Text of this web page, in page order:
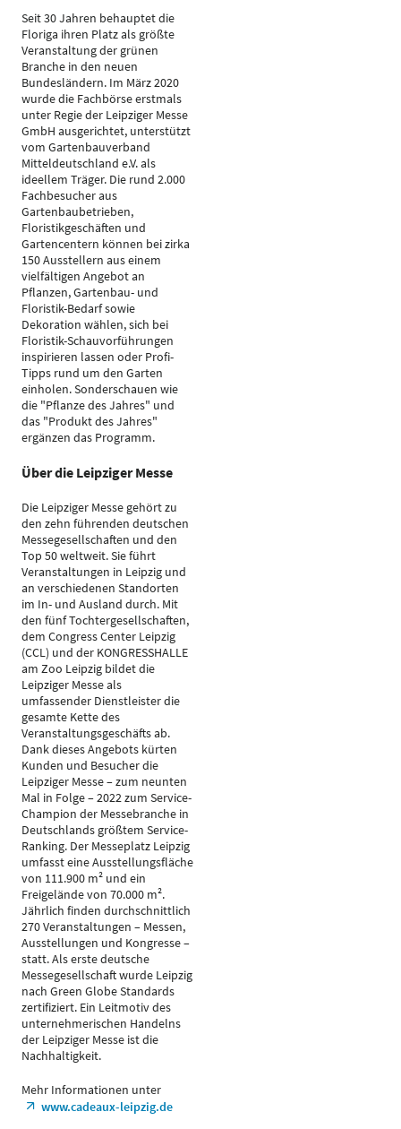
Seit 30 Jahren behauptet die
Floriga ihren Platz als größte
Veranstaltung der grünen
Branche in den neuen
Bundesländern. Im März 2020
wurde die Fachbörse erstmals
unter Regie der Leipziger Messe
GmbH ausgerichtet, unterstützt
vom Gartenbauverband
Mitteldeutschland e.V. als
ideellem Träger. Die rund 2.000
Fachbesucher aus
Gartenbaubetrieben,
Floristikgeschäften und
Gartencentern können bei zirka
150 Ausstellern aus einem
vielfältigen Angebot an
Pflanzen, Gartenbau- und
Floristik-Bedarf sowie
Dekoration wählen, sich bei
Floristik-Schauvorführungen
inspirieren lassen oder Profi-
Tipps rund um den Garten
einholen. Sonderschauen wie
die "Pflanze des Jahres" und
das "Produkt des Jahres"
ergänzen das Programm.
Über die Leipziger Messe
Die Leipziger Messe gehört zu
den zehn führenden deutschen
Messegesellschaften und den
Top 50 weltweit. Sie führt
Veranstaltungen in Leipzig und
an verschiedenen Standorten
im In- und Ausland durch. Mit
den fünf Tochtergesellschaften,
dem Congress Center Leipzig
(CCL) und der KONGRESSHALLE
am Zoo Leipzig bildet die
Leipziger Messe als
umfassender Dienstleister die
gesamte Kette des
Veranstaltungsgeschäfts ab.
Dank dieses Angebots kürten
Kunden und Besucher die
Leipziger Messe – zum neunten
Mal in Folge – 2022 zum Service-
Champion der Messebranche in
Deutschlands größtem Service-
Ranking. Der Messeplatz Leipzig
umfasst eine Ausstellungsfläche
von 111.900 m² und ein
Freigelände von 70.000 m².
Jährlich finden durchschnittlich
270 Veranstaltungen – Messen,
Ausstellungen und Kongresse –
statt. Als erste deutsche
Messegesellschaft wurde Leipzig
nach Green Globe Standards
zertifiziert. Ein Leitmotiv des
unternehmerischen Handelns
der Leipziger Messe ist die
Nachhaltigkeit.
Mehr Informationen unter
www.cadeaux-leipzig.de